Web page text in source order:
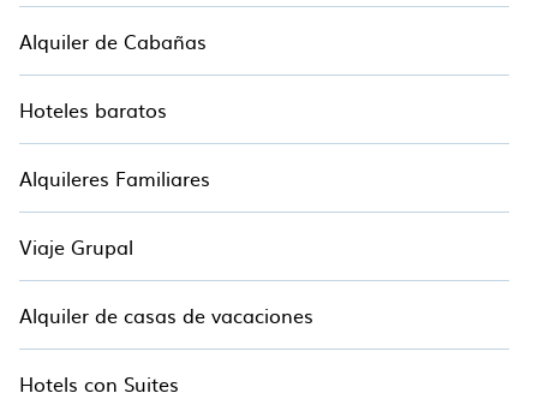
Alquiler de Cabañas
Hoteles baratos
Alquileres Familiares
Viaje Grupal
Alquiler de casas de vacaciones
Hotels con Suites